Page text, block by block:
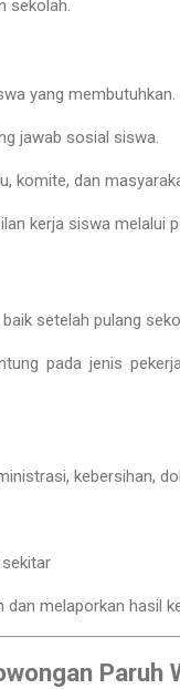
sekolah.
yang membutuhkan.
jawab sosial siswa.
komite, dan
kerja siswa melalui
baik setelah pulang
pada jenis
kebersihan,
melaporkan hasil
Paruh